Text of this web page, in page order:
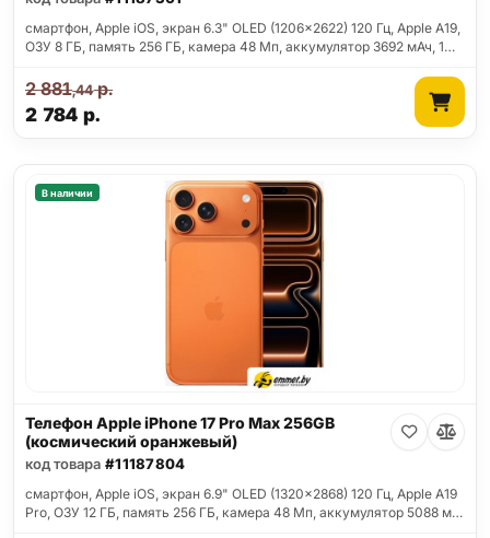
смартфон, Apple iOS, экран 6.3" OLED (1206x2622) 120 Гц, Apple A19,
ОЗУ 8 ГБ, память 256 ГБ, камера 48 Мп, аккумулятор 3692 мАч, 1…
2 784 р.
2 881,44р.
В наличии
Телефон Apple iPhone 17 Pro Max 256GB
(космический оранжевый)
код товара #11187804
смартфон, Apple iOS, экран 6.9" OLED (1320x2868) 120 Гц, Apple A19
Pro, ОЗУ 12 ГБ, память 256 ГБ, камера 48 Мп, аккумулятор 5088 м…